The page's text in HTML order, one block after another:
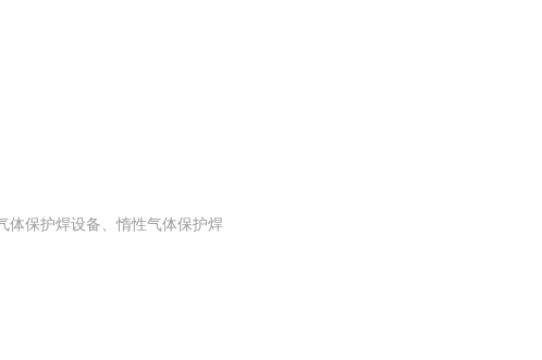
体保护焊设备、惰性气体保护焊